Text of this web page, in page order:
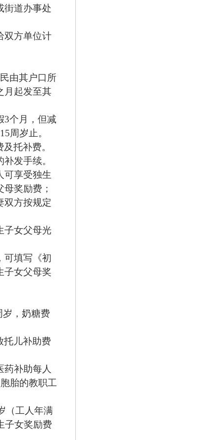
街道办事处
双方单位计
由其户口所
月起发至其
3个月，但减
15周岁止。
托补费。
发手续。
可享受独生
奖励费；
双方按规定
子女父母光
可填写《初
子女父母奖
，奶糖费
托儿补助费
药补助每人
胎的教职工
（工人年满
子女奖励费